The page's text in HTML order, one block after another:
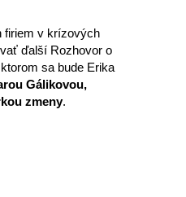
firiem v krízových
ďalší Rozhovor o
sa bude Erika
Gálikovou,
zmeny.